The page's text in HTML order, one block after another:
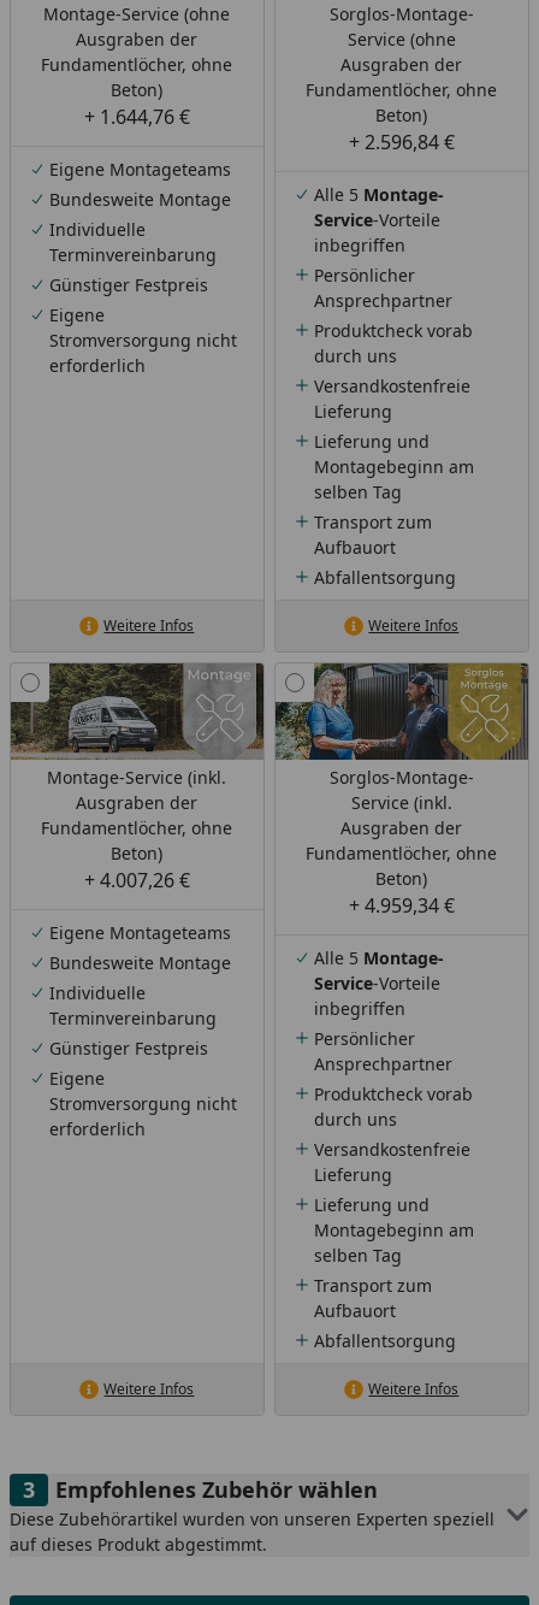
Montage-Service (ohne
Ausgraben der
Fundamentlöcher, ohne
Beton)
+ 1.644,76 €
Eigene Montageteams
Bundesweite Montage
Individuelle
Terminvereinbarung
Günstiger Festpreis
Eigene
Stromversorgung nicht
erforderlich
Weitere Infos
Sorglos-Montage-
Service (ohne
Ausgraben der
Fundamentlöcher, ohne
Beton)
+ 2.596,84 €
Alle 5 Montage-
Service-Vorteile
inbegriffen
Persönlicher
Ansprechpartner
Produktcheck vorab
durch uns
Versandkostenfreie
Lieferung
Lieferung und
Montagebeginn am
selben Tag
Transport zum
Aufbauort
Abfallentsorgung
Weitere Infos
Montage-Service (inkl.
Ausgraben der
Fundamentlöcher, ohne
Beton)
+ 4.007,26 €
Eigene Montageteams
Bundesweite Montage
Individuelle
Terminvereinbarung
Günstiger Festpreis
Eigene
Stromversorgung nicht
erforderlich
Weitere Infos
Sorglos-Montage-
Service (inkl.
Ausgraben der
Fundamentlöcher, ohne
Beton)
+ 4.959,34 €
Alle 5 Montage-
Service-Vorteile
inbegriffen
Persönlicher
Ansprechpartner
Produktcheck vorab
durch uns
Versandkostenfreie
Lieferung
Lieferung und
Montagebeginn am
selben Tag
Transport zum
Aufbauort
Abfallentsorgung
Weitere Infos
Empfohlenes Zubehör wählen
Diese Zubehörartikel wurden von unseren Experten speziell
auf dieses Produkt abgestimmt.